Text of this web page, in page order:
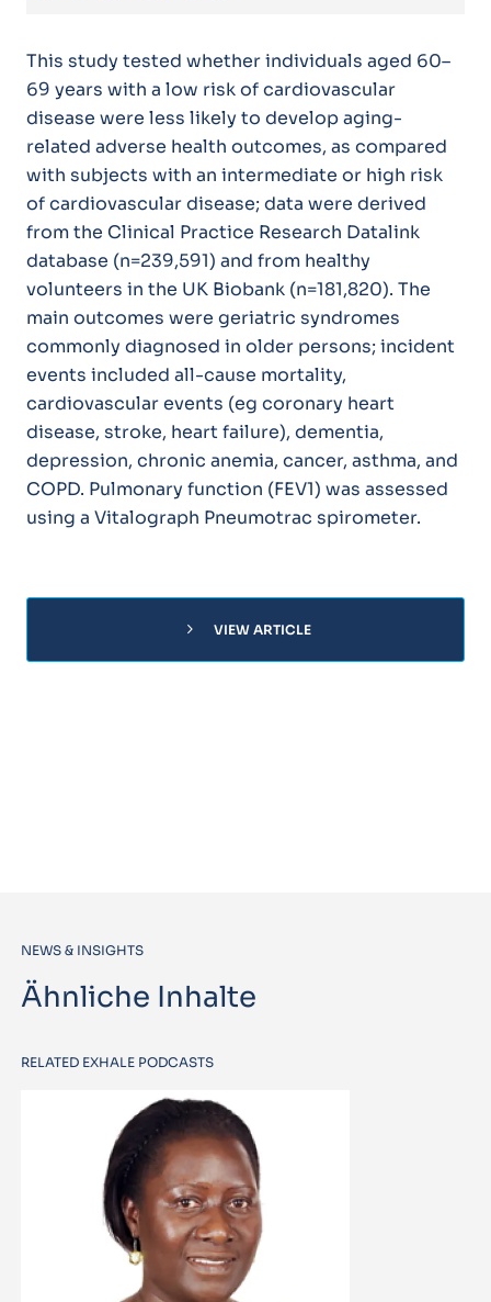
This study tested whether individuals aged 60–
69 years with a low risk of cardiovascular
disease were less likely to develop aging-
related adverse health outcomes, as compared
with subjects with an intermediate or high risk
of cardiovascular disease; data were derived
from the Clinical Practice Research Datalink
database (n=239,591) and from healthy
volunteers in the UK Biobank (n=181,820). The
main outcomes were geriatric syndromes
commonly diagnosed in older persons; incident
events included all-cause mortality,
cardiovascular events (eg coronary heart
disease, stroke, heart failure), dementia,
depression, chronic anemia, cancer, asthma, and
COPD. Pulmonary function (FEV1) was assessed
using a Vitalograph Pneumotrac spirometer.
chevron_right VIEW ARTICLE
NEWS & INSIGHTS
Ähnliche Inhalte
RELATED EXHALE PODCASTS